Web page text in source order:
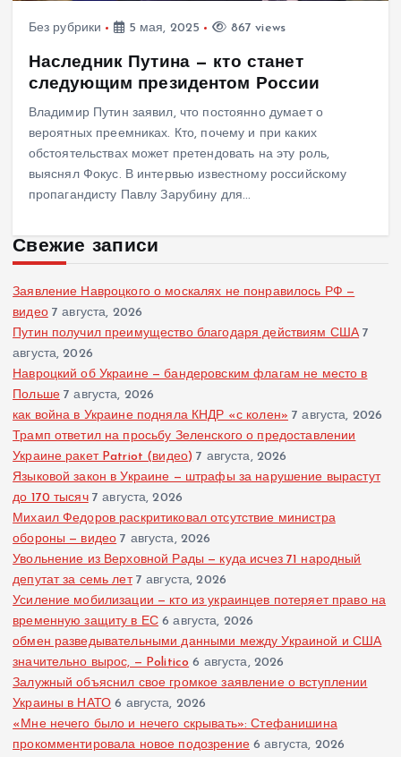
Без рубрики 5 мая, 2025 867 views
Наследник Путина — кто станет
следующим президентом России
Владимир Путин заявил, что постоянно думает о
вероятных преемниках. Кто, почему и при каких
обстоятельствах может претендовать на эту роль,
выяснял Фокус. В интервью известному российскому
пропагандисту Павлу Зарубину для…
Свежие записи
Заявление Навроцкого о москалях не понравилось РФ —
видео 7 августа, 2026
Путин получил преимущество благодаря действиям США 7
августа, 2026
Навроцкий об Украине — бандеровским флагам не место в
Польше 7 августа, 2026
как война в Украине подняла КНДР «с колен» 7 августа, 2026
Трамп ответил на просьбу Зеленского о предоставлении
Украине ракет Patriot (видео) 7 августа, 2026
Языковой закон в Украине — штрафы за нарушение вырастут
до 170 тысяч 7 августа, 2026
Михаил Федоров раскритиковал отсутствие министра
обороны — видео 7 августа, 2026
Увольнение из Верховной Рады — куда исчез 71 народный
депутат за семь лет 7 августа, 2026
Усиление мобилизации — кто из украинцев потеряет право на
временную защиту в ЕС 6 августа, 2026
обмен разведывательными данными между Украиной и США
значительно вырос, — Politico 6 августа, 2026
Залужный объяснил свое громкое заявление о вступлении
Украины в НАТО 6 августа, 2026
«Мне нечего было и нечего скрывать»: Стефанишина
прокомментировала новое подозрение 6 августа, 2026